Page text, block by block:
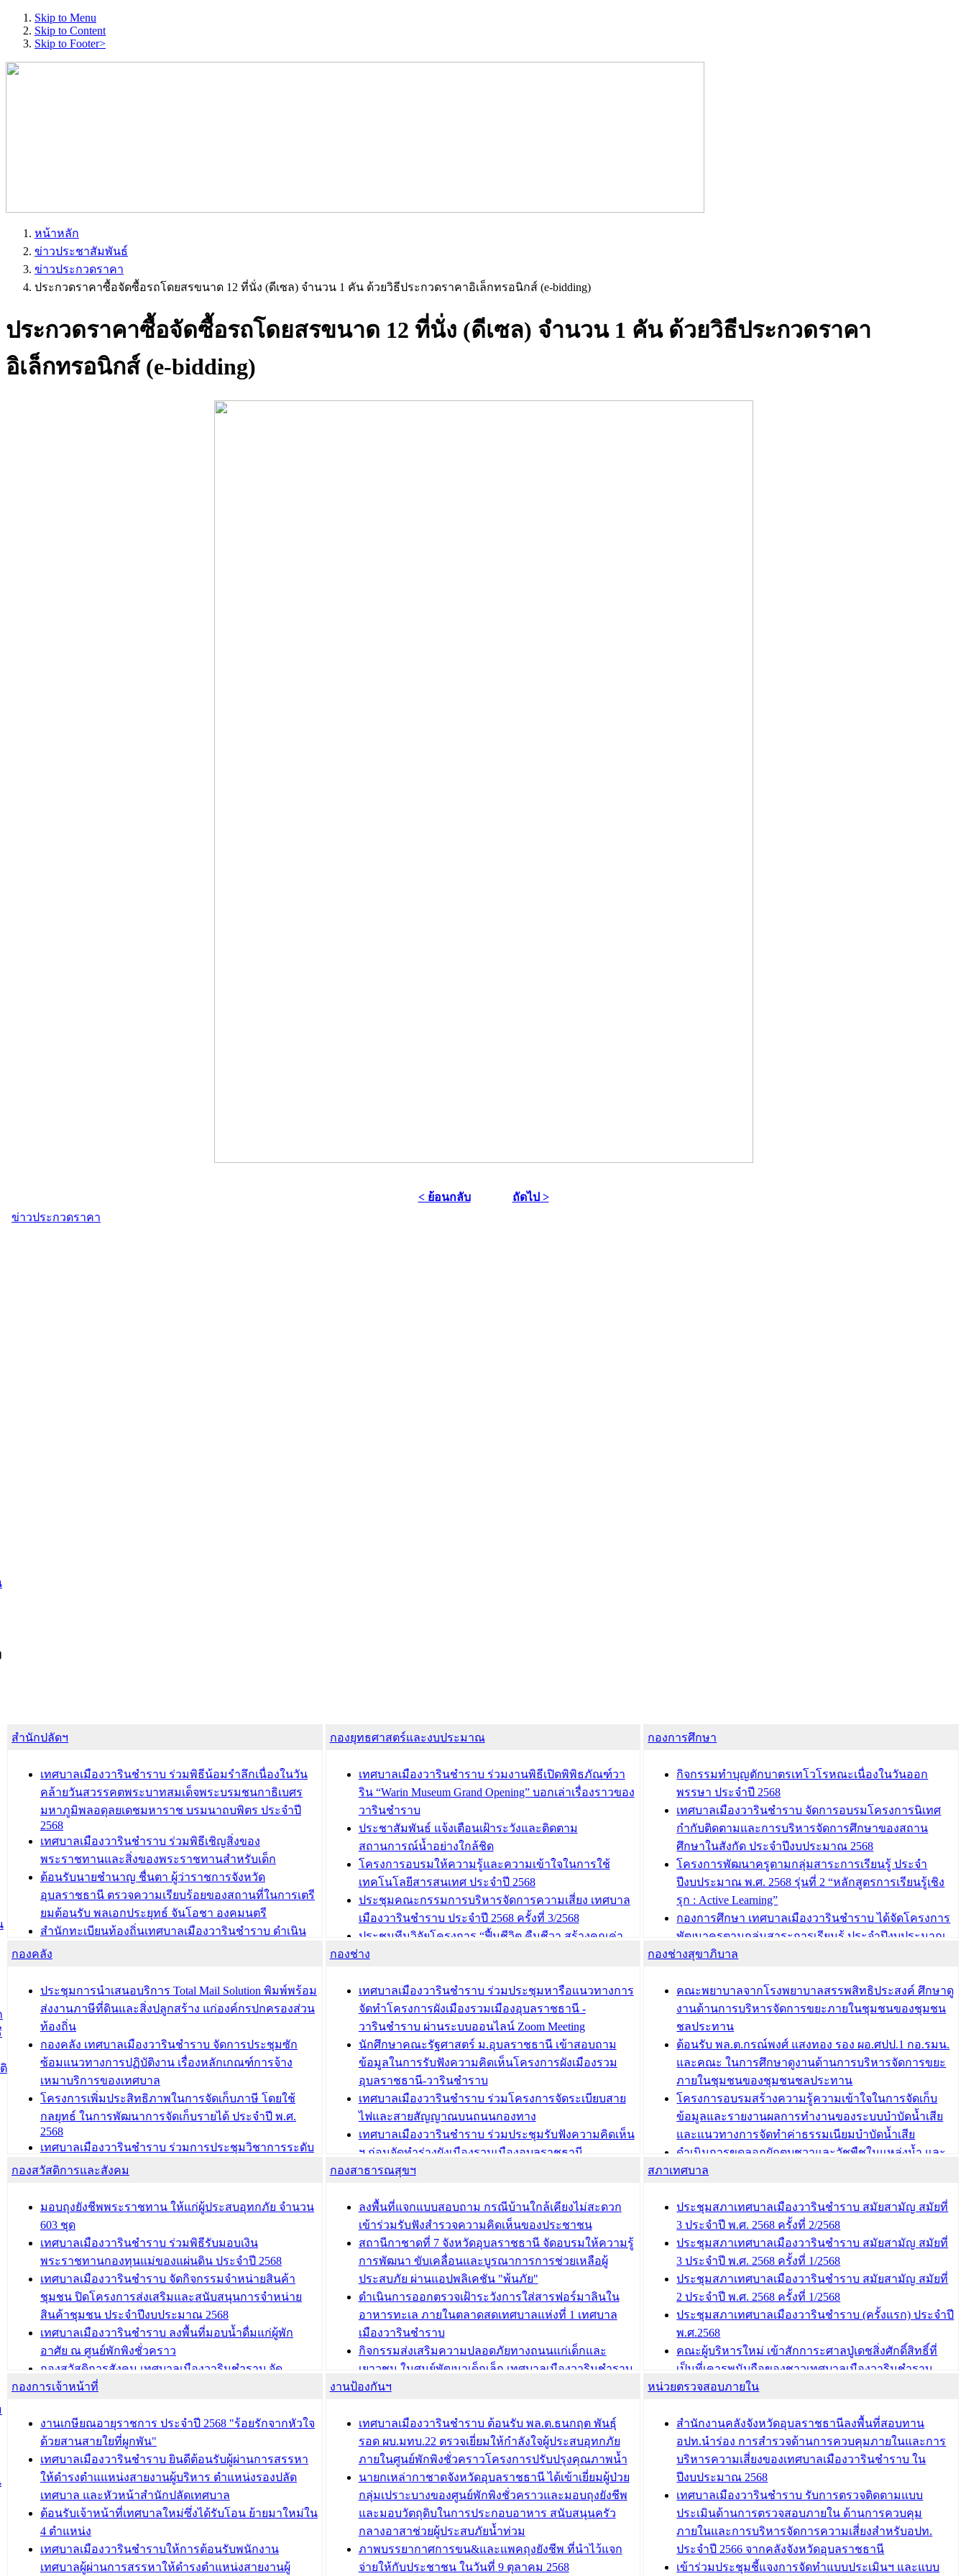
Skip to Menu
Skip to Content
Skip to Footer>
หน้าหลัก
ข่าวประชาสัมพันธ์
ข่าวประกวดราคา
ประกวดราคาซื้อจัดซื้อรถโดยสรขนาด 12 ที่นั่ง (ดีเซล) จำนวน 1 คัน ด้วยวิธีประกวดราคาอิเล็กทรอนิกส์ (e-bidding)
ประกวดราคาซื้อจัดซื้อรถโดยสรขนาด 12 ที่นั่ง (ดีเซล) จำนวน 1 คัน ด้วยวิธีประกวดราคา
อิเล็กทรอนิกส์ (e-bidding)
< ย้อนกลับ
ถัดไป >
ข่าวประกวดราคา
สำนักปลัดฯ
เทศบาลเมืองวารินชำราบ ร่วมพิธีน้อมรำลึกเนื่องในวัน
คล้ายวันสวรรคตพระบาทสมเด็จพระบรมชนกาธิเบศร
มหาภูมิพลอดุลยเดชมหาราช บรมนาถบพิตร ประจำปี
2568
เทศบาลเมืองวารินชำราบ ร่วมพิธีเชิญสิ่งของ
พระราชทานและสิ่งของพระราชทานสำหรับเด็ก
ต้อนรับนายชำนาญ ชื่นตา ผู้ว่าราชการจังหวัด
อุบลราชธานี ตรวจความเรียบร้อยของสถานที่ในการเตรี
ยมต้อนรับ พลเอกประยุทธ์ จันโอชา องคมนตรี
สำนักทะเบียนท้องถิ่นเทศบาลเมืองวารินชำราบ ดำเนิน
การมอบทะเบียนบ้าน ทร.14 และบัตรประจำตัวประชาชน
บ้าน (ท.ร.14) กรณีคนไม่มีสัญชาติไทยได้รับอนุญาตให้มี
ถิ่นที่อยู่
ประชุมคณะกรรมการประเมินผลการควบคุมภายในของ
สำนัก/กอง/โรงเรียน/ศูนย์พัฒนาเด็กเล็ก/สถานธนานุบาล
บทความ อื่นๆ ...
กองยุทธศาสตร์และงบประมาณ
เทศบาลเมืองวารินชำราบ ร่วมงานพิธีเปิดพิพิธภัณฑ์วา
ริน “Warin Museum Grand Opening” บอกเล่าเรื่องราวของ
วารินชำราบ
ประชาสัมพันธ์ แจ้งเตือนเฝ้าระวังและติดตาม
สถานการณ์น้ำอย่างใกล้ชิด
โครงการอบรมให้ความรู้และความเข้าใจในการใช้
เทคโนโลยีสารสนเทศ ประจำปี 2568
ประชุมคณะกรรมการบริหารจัดการความเสี่ยง เทศบาล
เมืองวารินชำราบ ประจำปี 2568 ครั้งที่ 3/2568
ประชุมทีมวิจัยโครงการ “ฟื้นชีวิต คืนชีวา สร้างคุณค่า
เมืองวาริน” เพื่อร่วมขับเคลื่อนเมืองวารินชำราบให้เป็น
บทความ อื่นๆ ...
กองการศึกษา
กิจกรรมทำบุญตักบาตรเทโวโรหณะเนื่องในวันออก
พรรษา ประจำปี 2568
เทศบาลเมืองวารินชำราบ จัดการอบรมโครงการนิเทศ
กำกับติดตามและการบริหารจัดการศึกษาของสถาน
ศึกษาในสังกัด ประจำปีงบประมาณ 2568
โครงการพัฒนาครูตามกลุ่มสาระการเรียนรู้ ประจำ
ปีงบประมาณ พ.ศ. 2568 รุ่นที่ 2 “หลักสูตรการเรียนรู้เชิง
รุก : Active Learning”
กองการศึกษา เทศบาลเมืองวารินชำราบ ได้จัดโครงการ
พัฒนาครูตามกลุ่มสาระการเรียนรู้ ประจำปีงบประมาณ
พ.ศ. 2568
รางวัลผู้อำนวยการสำนัก/กองการศึกษาดีเด่น ในงาน
แข่งขันทักษะทางวิชาการและงานมหกรรมการจัดการ
ศึกษาท้องถิ่น ระดับประเทศครั้งที่ 14 ประจำปี 2568
บทความ อื่นๆ ...
กองคลัง
ประชุมการนำเสนอบริการ Total Mail Solution พิมพ์พร้อม
ส่งงานภาษีที่ดินและสิ่งปลูกสร้าง แก่องค์กรปกครองส่วน
ท้องถิ่น
กองคลัง เทศบาลเมืองวารินชำราบ จัดการประชุมซัก
ซ้อมแนวทางการปฏิบัติงาน เรื่องหลักเกณฑ์การจ้าง
เหมาบริการของเทศบาล
โครงการเพิ่มประสิทธิภาพในการจัดเก็บภาษี โดยใช้
กลยุทธ์ ในการพัฒนาการจัดเก็บรายได้ ประจำปี พ.ศ.
2568
เทศบาลเมืองวารินชำราบ ร่วมการประชุมวิชาการระดับ
นานาชาติและนิทรรศการด้านนวัตกรรมท้องถิ่น 2568
ทะเบียนภาษีป้าย
ประชุมผู้เช่าอาคารพาณิชย์ บริเวณถนนเกษมสุขและ
ถนนประทุมเทพภักดี
บทความ อื่นๆ ...
กองช่าง
เทศบาลเมืองวารินชำราบ ร่วมประชุมหารือแนวทางการ
จัดทำโครงการผังเมืองรวมเมืองอุบลราชธานี -
วารินชำราบ ผ่านระบบออนไลน์ Zoom Meeting
นักศึกษาคณะรัฐศาสตร์ ม.อุบลราชธานี เข้าสอบถาม
ข้อมูลในการรับฟังความคิดเห็นโครงการผังเมืองรวม
อุบลราชธานี-วารินชำราบ
เทศบาลเมืองวารินชำราบ ร่วมโครงการจัดระเบียบสาย
ไฟและสายสัญญาณบนถนนกองทาง
เทศบาลเมืองวารินชำราบ ร่วมประชุมรับฟังความคิดเห็น
ฯ ก่อนจัดทำร่างผังเมืองรวมเมืองอุบลราชธานี -
วารินชำราบ ครั้งที่ 3
การขออนุญาตเข้าทำประโยชน์ในพื้นที่ป่าไม้
บทความ อื่นๆ ...
กองช่างสุขาภิบาล
คณะพยาบาลจากโรงพยาบาลสรรพสิทธิประสงค์ ศึกษาดู
งานด้านการบริหารจัดการขยะภายในชุมชนของชุมชน
ชลประทาน
ต้อนรับ พล.ต.กรณ์พงศ์ แสงทอง รอง ผอ.ศปป.1 กอ.รมน.
และคณะ ในการศึกษาดูงานด้านการบริหารจัดการขยะ
ภายในชุมชนของชุมชนชลประทาน
โครงการอบรมสร้างความรู้ความเข้าใจในการจัดเก็บ
ข้อมูลและรายงานผลการทำงานของระบบบำบัดน้ำเสีย
และแนวทางการจัดทำค่าธรรมเนียมบำบัดน้ำเสีย
ดำเนินการขุดลอกผักตบชวาและวัชพืชในแหล่งน้ำ และ
พัฒนาฟื้นฟูและแก้ไขปัญหาแหล่งน้ำสาธารณะภายใน
ดำเนินการขุดลอกผักตบชวาและวัชพืชในแหล่งน้ำ และ
พัฒนาฟื้นฟูและแก้ไขปัญหาแหล่งน้ำสาธารณะภายชุม
ชนท่าบ้งมั่ง
บทความ อื่นๆ ...
กองสวัสดิการและสังคม
มอบถุงยังชีพพระราชทาน ให้แก่ผู้ประสบอุทกภัย จำนวน
603 ชุด
เทศบาลเมืองวารินชำราบ ร่วมพิธีรับมอบเงิน
พระราชทานกองทุนแม่ของแผ่นดิน ประจำปี 2568
เทศบาลเมืองวารินชำราบ จัดกิจกรรมจำหน่ายสินค้า
ชุมชน ปิดโครงการส่งเสริมและสนับสนุนการจำหน่าย
สินค้าชุมชน ประจำปีงบประมาณ 2568
เทศบาลเมืองวารินชำราบ ลงพื้นที่มอบน้ำดื่มแก่ผู้พัก
อาศัย ณ ศูนย์พักพิงชั่วคราว
กองสวัสดิการสังคม เทศบาลเมืองวารินชำราบ จัด
โครงการอบรมอาชีพระยะสั้น ประจำปี 2568 (หลักสูตร
บทความ อื่นๆ ...
กองสาธารณสุขฯ
ลงพื้นที่แจกแบบสอบถาม กรณีบ้านใกล้เคียงไม่สะดวก
เข้าร่วมรับฟังสำรวจความคิดเห็นของประชาชน
สถานีกาชาดที่ 7 จังหวัดอุบลราชธานี จัดอบรมให้ความรู้
การพัฒนา ขับเคลื่อนและบูรณาการการช่วยเหลือผู้
ประสบภัย ผ่านแอปพลิเคชัน "พ้นภัย"
ดำเนินการออกตรวจเฝ้าระวังการใส่สารฟอร์มาลินใน
อาหารทะเล ภายในตลาดสดเทศบาลแห่งที่ 1 เทศบาล
เมืองวารินชำราบ
กิจกรรมส่งเสริมความปลอดภัยทางถนนแก่เด็กและ
เยาวชน ในศูนย์พัฒนาเด็กเล็ก เทศบาลเมืองวารินชำราบ
เทศบาลเมืองวารินชำราบ ร่วมประชุมปรึกษาหารือการ
สภาเทศบาล
ประชุมสภาเทศบาลเมืองวารินชำราบ สมัยสามัญ สมัยที่
3 ประจำปี พ.ศ. 2568 ครั้งที่ 2/2568
ประชุมสภาเทศบาลเมืองวารินชำราบ สมัยสามัญ สมัยที่
3 ประจำปี พ.ศ. 2568 ครั้งที่ 1/2568
ประชุมสภาเทศบาลเมืองวารินชำราบ สมัยสามัญ สมัยที่
2 ประจำปี พ.ศ. 2568 ครั้งที่ 1/2568
ประชุมสภาเทศบาลเมืองวารินชำราบ (ครั้งแรก) ประจำปี
พ.ศ.2568
คณะผู้บริหารใหม่ เข้าสักการะศาลปู่เดชสิ่งศักดิ์สิทธิ์ที่
เป็นที่เคารพนับถือของชาวเทศบาลเมืองวารินชำราบ
กองการเจ้าหน้าที่
งานเกษียณอายุราชการ ประจำปี 2568 "ร้อยรักจากหัวใจ
ด้วยสานสายใยที่ผูกพัน"
เทศบาลเมืองวารินชำราบ ยินดีต้อนรับผู้ผ่านการสรรหา
ให้ดำรงตำแแหน่งสายงานผู้บริหาร ตำแหน่งรองปลัด
เทศบาล และหัวหน้าสำนักปลัดเทศบาล
ต้อนรับเจ้าหน้าที่เทศบาลใหม่ซึ่งได้รับโอน ย้ายมาใหม่ใน
4 ตำแหน่ง
เทศบาลเมืองวารินชำราบให้การต้อนรับพนักงาน
เทศบาลผู้ผ่านการสรรหาให้ดำรงตำแหน่งสายงานผู้
งานป้องกันฯ
เทศบาลเมืองวารินชำราบ ต้อนรับ พล.ต.ธนกฤต พันธุ์
รอด ผบ.มทบ.22 ตรวจเยี่ยมให้กำลังใจผู้ประสบอุทกภัย
ภายในศูนย์พักพิงชั่วคราวโครงการปรับปรุงคุณภาพน้ำ
นายกเหล่ากาชาดจังหวัดอุบลราชธานี ได้เข้าเยี่ยมผู้ป่วย
กลุ่มเปราะบางของศูนย์พักพิงชั่วคราวและมอบถุงยังชีพ
และมอบวัตถุดิบในการประกอบอาหาร สนับสนุนครัว
กลางอาสาช่วยผู้ประสบภัยน้ำท่วม
ภาพบรรยากาศการขน&และแพคถุงยังชีพ ที่นำไว้แจก
จ่ายให้กับประชาชน ในวันที่ 9 ตุลาคม 2568
หน่วยตรวจสอบภายใน
สำนักงานคลังจังหวัดอุบลราชธานีลงพื้นที่สอบทาน
อปท.นำร่อง การสำรวจด้านการควบคุมภายในและการ
บริหารความเสี่ยงของเทศบาลเมืองวารินชำราบ ใน
ปีงบประมาณ 2568
เทศบาลเมืองวารินชำราบ รับการตรวจติดตามแบบ
ประเมินด้านการตรวจสอบภายใน ด้านการควบคุม
ภายในและการบริหารจัดการความเสี่ยงสำหรับอปท.
ประจำปี 2566 จากคลังจังหวัดอุบลราชธานี
เข้าร่วมประชุมชี้แจงการจัดทำแบบประเมินฯ และแบบ